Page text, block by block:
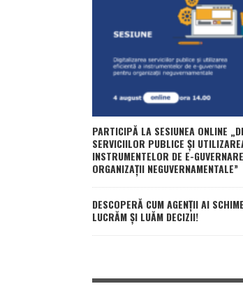
PARTICIPĂ LA SESIUNEA ONLINE
SERVICIILOR PUBLICE ȘI
INSTRUMENTELOR DE E-
ORGANIZAȚII NEGUVERNAMENTALE”
DESCOPERĂ CUM AGENȚII AI
LUCRĂM ȘI LUĂM DECIZII!